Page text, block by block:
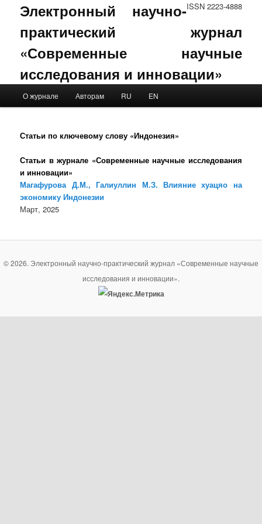
ISSN 2223-4888
Электронный научно-
практический журнал
«Современные научные
исследования и инновации»
Skip to primary content
Skip to secondary content
О журнале Авторам RU EN
Статьи по ключевому слову «Индонезия»
Статьи в журнале «Современные научные исследования
и инновации»
Магафурова Д.М., Галиуллин М.З. Влияние хуацяо на
экономику Индонезии
Март, 2025
© 2026. Электронный научно-практический журнал «Современные научные
исследования и инновации».